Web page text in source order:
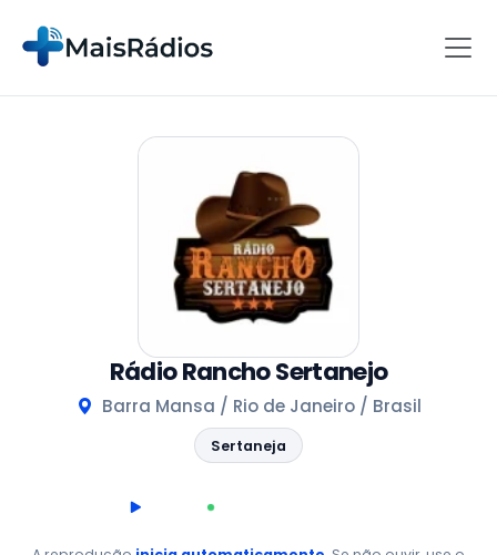
Rádio Rancho Sertanejo
Barra Mansa / Rio de Janeiro / Brasil
Sertaneja
AO VIVO